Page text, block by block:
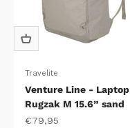
Travelite
Venture Line - Laptop
Rugzak M 15.6” sand
Aanbiedingsprijs
€79,95